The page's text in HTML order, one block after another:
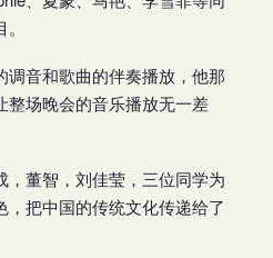
音和歌曲的伴奏播放，他那
整场晚会的音乐播放无一差
董智，刘佳莹，三位同学为
把中国的传统文化传递给了